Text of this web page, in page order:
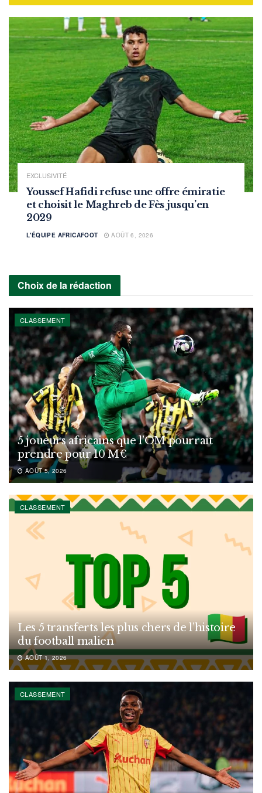
EXCLUSIVITÉ
Youssef Hafidi refuse une offre émiratie
et choisit le Maghreb de Fès jusqu’en
2029
L'ÉQUIPE AFRICAFOOT AOÛT 6, 2026
Choix de la rédaction
CLASSEMENT
5 joueurs africains que l’OM pourrait
prendre pour 10 M€
AOÛT 5, 2026
CLASSEMENT
Les 5 transferts les plus chers de l’histoire
du football malien
AOÛT 1, 2026
CLASSEMENT